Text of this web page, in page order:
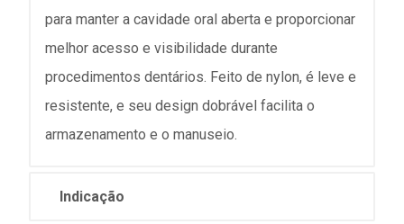
para manter a cavidade oral aberta e proporcionar
melhor acesso e visibilidade durante
procedimentos dentários. Feito de nylon, é leve e
resistente, e seu design dobrável facilita o
armazenamento e o manuseio.
Indicação